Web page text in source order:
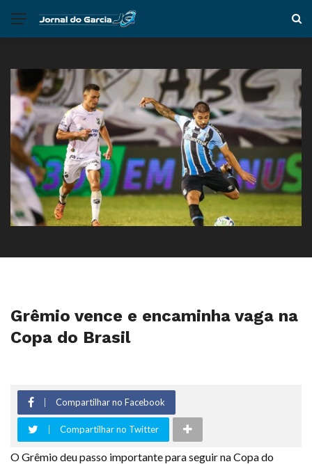
Grêmio vence e encaminha vaga na
Copa do Brasil
Compartilhar no Facebook
Compartilhar no Twitter
O Grêmio deu passo importante para seguir na Copa do